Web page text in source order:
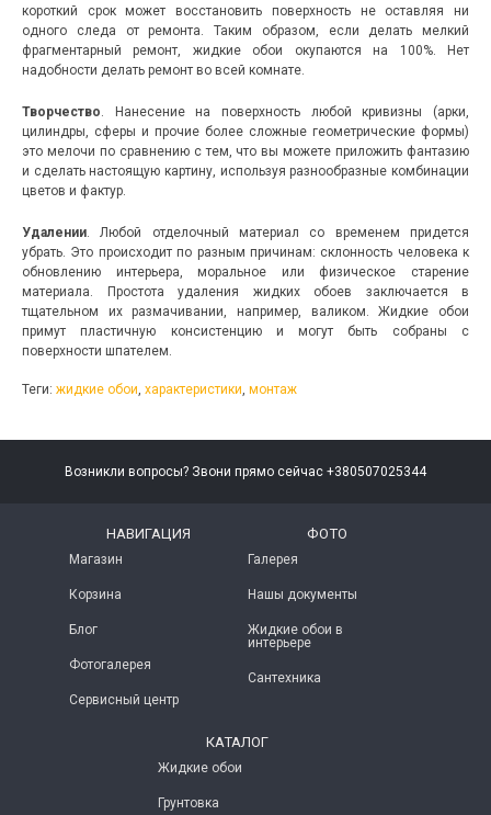
короткий срок может восстановить поверхность не оставляя ни
одного следа от ремонта. Таким образом, если делать мелкий
фрагментарный ремонт, жидкие обои окупаются на 100%. Нет
надобности делать ремонт во всей комнате.
Творчество. Нанесение на поверхность любой кривизны (арки,
цилиндры, сферы и прочие более сложные геометрические формы)
это мелочи по сравнению с тем, что вы можете приложить фантазию
и сделать настоящую картину, используя разнообразные комбинации
цветов и фактур.
Удалении. Любой отделочный материал со временем придется
убрать. Это происходит по разным причинам: склонность человека к
обновлению интерьера, моральное или физическое старение
материала. Простота удаления жидких обоев заключается в
тщательном их размачивании, например, валиком. Жидкие обои
примут пластичную консистенцию и могут быть собраны с
поверхности шпателем.
Теги: жидкие обои, характеристики, монтаж
Возникли вопросы? Звони прямо сейчас +380507025344
НАВИГАЦИЯ
Магазин
Корзина
Блог
Фотогалерея
Сервисный центр
ФОТО
Галерея
Нашы документы
Жидкие обои в
интерьере
Сантехника
КАТАЛОГ
Жидкие обои
Грунтовка